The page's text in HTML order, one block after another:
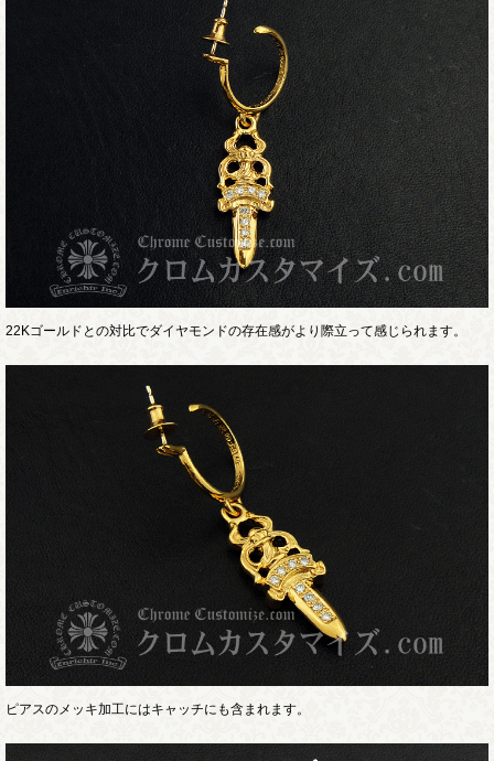
22Kゴールドとの対比でダイヤモンドの存在感がより際立って感じられます。
ピアスのメッキ加工にはキャッチにも含まれます。